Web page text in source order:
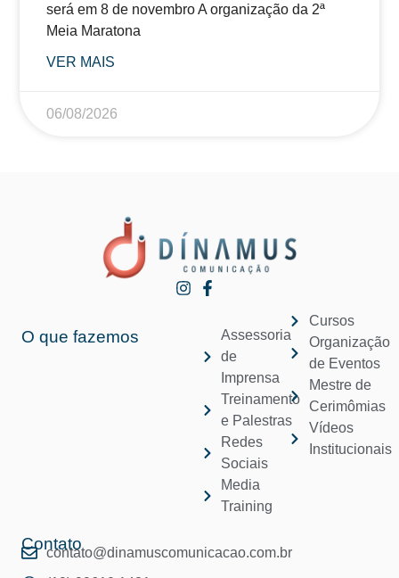
será em 8 de novembro A organização da 2ª
Meia Maratona
VER MAIS
06/08/2026
O que fazemos
Assessoria
de
Imprensa
Treinamento
e Palestras
Redes
Sociais
Media
Training
Cursos
Organização
de Eventos
Mestre de
Cerimômias
Vídeos
Institucionais
Contato
contato@dinamuscomunicacao.com.br